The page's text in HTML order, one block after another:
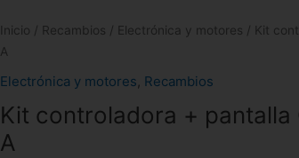
Inicio / Recambios / Electrónica y motores / Kit
A
Electrónica y motores, Recambios
Kit controladora +
A